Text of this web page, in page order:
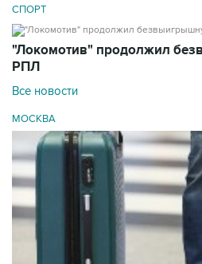
СПОРТ
"Локомотив" продолжил
РПЛ
Все новости
МОСКВА